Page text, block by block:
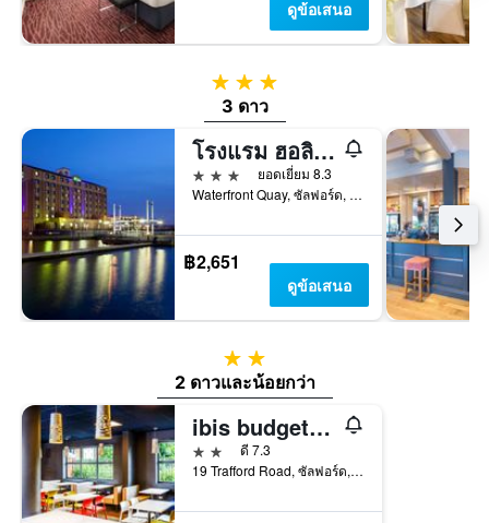
ดูข้อเสนอ
3 ดาว
3 ดาว
โรงแรม ฮอลิเดย์ อินน์ เอ็กซ์เพรส แมนเชสเตอร์ - ซอลฟอร์ด คีย์ส์ บาย IHG
3 ดาว
ยอดเยี่ยม 8.3
Waterfront Quay, ซัลฟอร์ด, สหราชอาณาจักร
฿2,651
ดูข้อเสนอ
2 ดาว
2 ดาวและน้อยกว่า
ibis budget Manchester Salford Quays
2 ดาว
ดี 7.3
19 Trafford Road, ซัลฟอร์ด, สหราชอาณาจักร